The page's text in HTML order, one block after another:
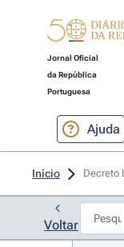
Jornal Oficial
da República
Portuguesa
Ajuda
Início Decreto
Voltar